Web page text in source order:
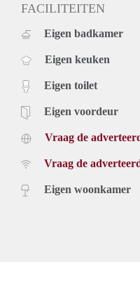
FACILITEITEN
Eigen badkamer
Eigen keuken
Eigen toilet
Eigen voordeur
Vraag de
Vraag de
Eigen woonkamer